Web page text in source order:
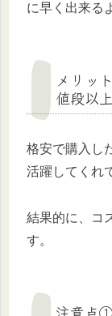
に早く出来る
メリッ
値段以
格安で購入し
活躍してくれ
結果的に、コ
す。